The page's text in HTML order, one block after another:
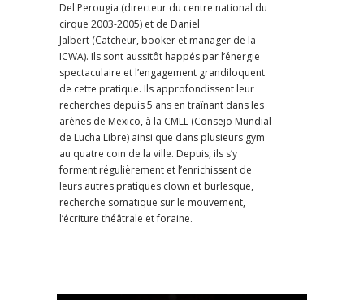
Del Perougia (directeur du centre national du
cirque 2003-2005) et de Daniel
Jalbert (Catcheur, booker et manager de la
ICWA). Ils sont aussitôt happés par l’énergie
spectaculaire et l’engagement grandiloquent
de cette pratique. Ils approfondissent leur
recherches depuis 5 ans en traînant dans les
arènes de Mexico, à la CMLL (Consejo Mundial
de Lucha Libre) ainsi que dans plusieurs gym
au quatre coin de la ville. Depuis, ils s’y
forment régulièrement et l’enrichissent de
leurs autres pratiques clown et burlesque,
recherche somatique sur le mouvement,
l’écriture théâtrale et foraine.